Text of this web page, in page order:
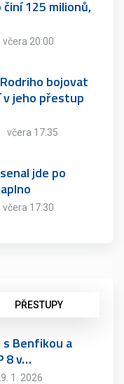
činí 125 milionů,
včera 20:00
bojovat
v jeho přestup
včera 17:35
jde po
včera 17:30
PŘESTUPY
s Benfikou a
8 v…
1. 2026